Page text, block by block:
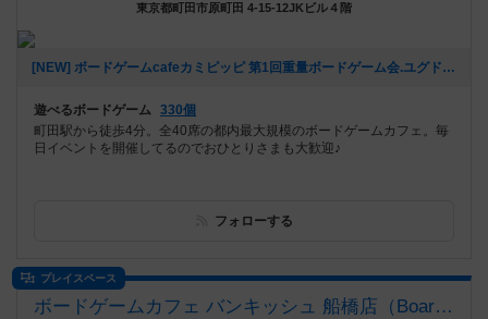
東京都町田市原町田 4-15-12JKビル４階
[NEW] ボードゲームcafeカミピッピ 第1回重量ボードゲーム会.ユグドラサスをやろう！（2022年10月14日 23時07分）
遊べるボードゲーム 330個
町田駅から徒歩4分。全40席の都内最大規模のボードゲームカフェ。毎
日イベントを開催してるのでおひとりさまも大歓迎♪
フォローする
プレイスペース
ボードゲームカフェ バンキッシュ 船橋店（BoardGameCafeVANQUiSH FUNABASHI）